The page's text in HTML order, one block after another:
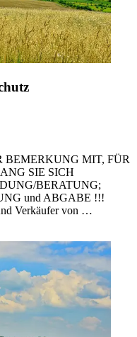
BEMERKUNG MIT, FÜR
SIE SICH
BERATUNG;
und ABGABE !!!
Verkäufer von …